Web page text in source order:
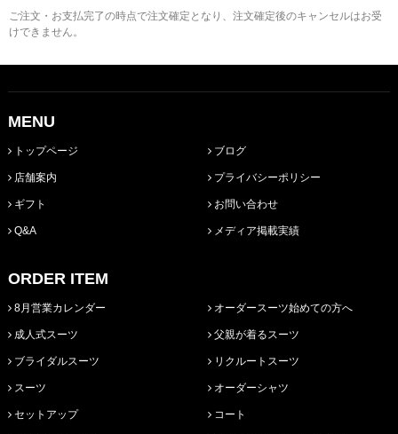
ご注文・お支払完了の時点で注文確定となり、注文確定後のキャンセルはお受
けできません。
MENU
トップページ
店舗案内
ギフト
Q&A
ブログ
プライバシーポリシー
お問い合わせ
メディア掲載実績
ORDER ITEM
8月営業カレンダー
成人式スーツ
ブライダルスーツ
スーツ
セットアップ
オーダースーツ始めての方へ
父親が着るスーツ
リクルートスーツ
オーダーシャツ
コート